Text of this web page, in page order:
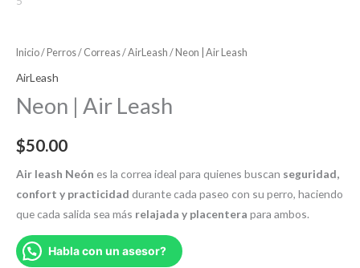
Inicio/ Perros/ Correas/AirLeash / Neon | Air Leash
AirLeash
Neon | Air Leash
$50.00
Air leash Neón es la correa ideal para quienes buscan seguridad,
confort y practicidad durante cada paseo con su perro, haciendo
que cada salida sea más relajada y placentera para ambos.
Habla con un asesor?